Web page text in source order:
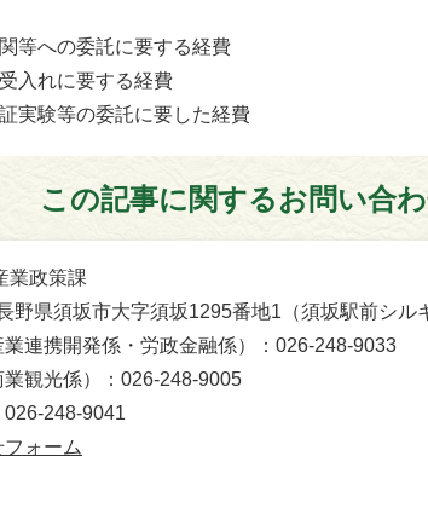
等への委託に要する経費
入れに要する経費
実験等の委託に要した経費
この記事に関するお問い合
業政策課
野県須坂市大字須坂1295番地1（須坂駅前シル
業連携開発係・労政金融係）：026-248-9033
業観光係）：026-248-9005
248-9041​​​​​​​
ォーム